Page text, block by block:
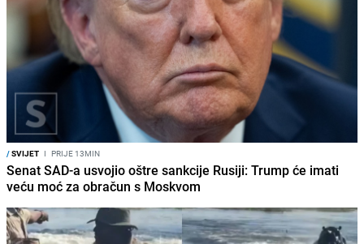
/SVIJET I PRIJE 13MIN
Senat SAD-a usvojio oštre sankcije Rusiji: Trump će imati
veću moć za obračun s Moskvom